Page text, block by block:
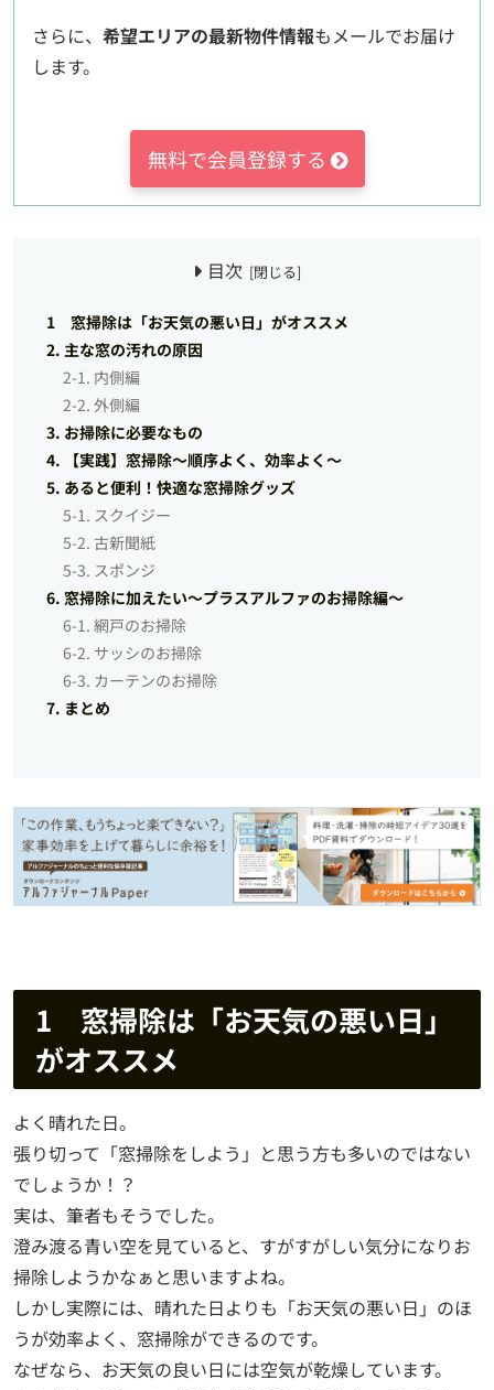
さらに、 希望エリアの最新物件情報もメールでお届け
します。
無料で会員登録する
目次
1 窓掃除は「お天気の悪い日」がオススメ
2. 主な窓の汚れの原因
2-1. 内側編
2-2. 外側編
3. お掃除に必要なもの
4. 【実践】窓掃除～順序よく、効率よく～
5. あると便利！快適な窓掃除グッズ
5-1. スクイジー
5-2. 古新聞紙
5-3. スポンジ
6. 窓掃除に加えたい～プラスアルファのお掃除編～
6-1. 網戸のお掃除
6-2. サッシのお掃除
6-3. カーテンのお掃除
7. まとめ
1 窓掃除は「お天気の悪い日」
がオススメ
よく晴れた日。
張り切って「窓掃除をしよう」と思う方も多いのではない
でしょうか！？
実は、筆者もそうでした。
澄み渡る青い空を見ていると、すがすがしい気分になりお
掃除しようかなぁと思いますよね。
しかし実際には、晴れた日よりも「お天気の悪い日」のほ
うが効率よく、窓掃除ができるのです。
なぜなら、お天気の良い日には空気が乾燥しています。